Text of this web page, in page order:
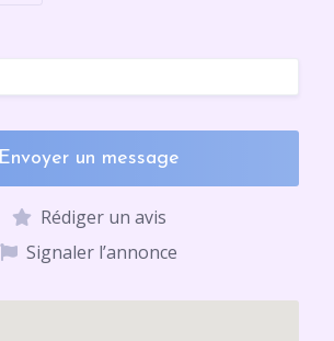
Envoyer un message
Rédiger un avis
Signaler l’annonce